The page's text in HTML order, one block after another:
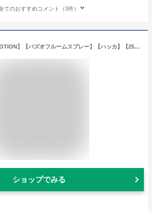
てのおすすめコメント（3件）
【PERFECT POTION】【バズオフルームスプレー】【ハッカ】【250mL】ルームスプレー ハーブ アロマ 赤ちゃん 妊婦さん ミント オーガニック 無添加 メンズ アウトドア 子供 こども パーカー ミストタイプ 女性 ティーツリー ベビー
ショップでみる